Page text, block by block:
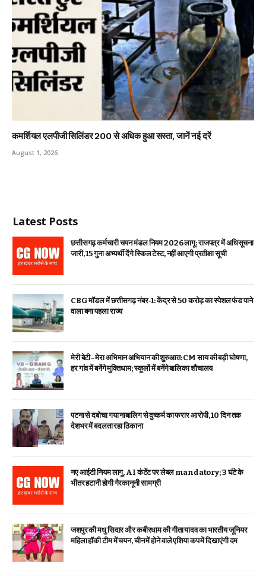
कमर्शियल एलपीजी सिलिंडर ₹200 से अधिक हुआ सस्ता, जानें नई दरें
August 1, 2026
Latest Posts
छत्तीसगढ़ कर्मचारी चयन मंडल नियम 2026 लागू: राजपत्र में अधिसूचना
जारी, 15 गुना अभ्यर्थी देंगे स्किल टेस्ट, नहीं आएगी प्रतीक्षा सूची
CBG मॉडल में छत्तीसगढ़ नंबर-1: केंद्र से ₹50 करोड़ का स्पेशल फंड पाने
वाला बना पहला राज्य
मेरी बेटी–मेरा अभिमान अभियान की शुरुआत: CM साय की बड़ी घोषणा,
हर गांव में बनेंगे मुक्तिधाम; स्कूलों में बनेंगे बालिका शौचालय
पटना से दबोचा गया नाबालिग से दुष्कर्म का फरार आरोपी, 10 दिन तक
देशभर में बदलता रहा ठिकाना
नए आईटी नियम लागू, AI कंटेंट पर लेबल mandatory; 3 घंटे के
भीतर हटानी होगी गैरकानूनी सामग्री
जशपुर की मधु सिदार और कबीरधाम की गीता यादव का भारतीय जूनियर
महिला हॉकी टीम में चयन, चीन में होने वाले एशिया कप में दिखाएंगी दम